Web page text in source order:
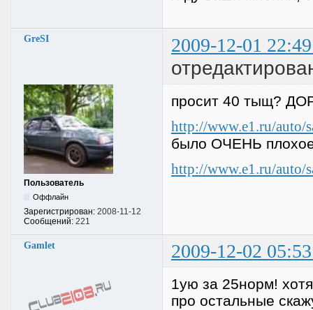
GreSI 2009-12-01
Пользователь
Оффлайн
Зарегистрирован: 2008-11-12
Сообщений: 221
просит 40 тыщ?
http://www.e1.ru/auto/
было ОЧЕНЬ
http://www.e1.ru/auto/
Gamlet 2009-12-02
1ую за 25норм!
про остальные